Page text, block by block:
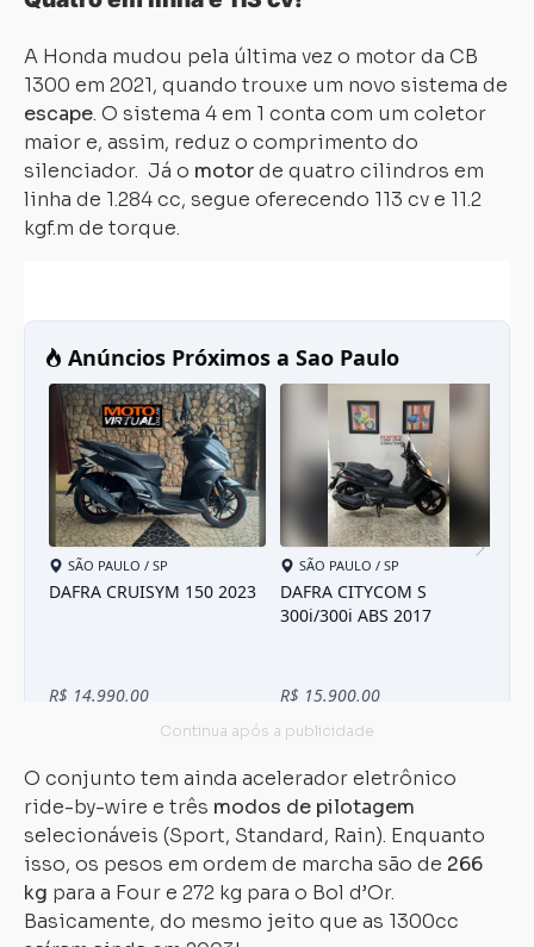
A Honda mudou pela última vez o motor da CB
1300 em 2021, quando trouxe um novo sistema de
escape. O sistema 4 em 1 conta com um coletor
maior e, assim, reduz o comprimento do
silenciador. Já o motorde quatro cilindros em
linha de 1.284 cc, segue oferecendo 113 cv e 11.2
kgf.m de torque.
O conjunto tem ainda acelerador eletrônico
ride-by-wire e três modos de pilotagem
selecionáveis ​​(Sport, Standard, Rain). Enquanto
isso, os pesos em ordem de marcha são de 266
kg para a Four e 272 kg para o Bol d’Or.
Basicamente, do mesmo jeito que as 1300cc